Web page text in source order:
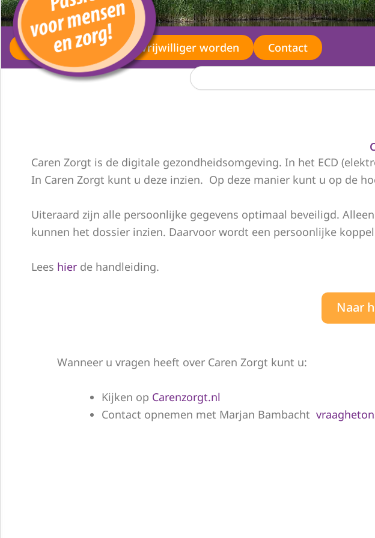
Werken bij 't Slot Vrijwilliger worden Contact
Zoeken
Caren Zorgt is de digitale gezondheidsomgeving. In het ECD
In Caren Zorgt kunt u deze inzien. Op deze manier kunt u op de
Uiteraard zijn alle persoonlijke gegevens optimaal beveiligd.
kunnen het dossier inzien. Daarvoor wordt een persoonlijke
Lees hier de handleiding.
Naar
Wanneer u vragen heeft over Caren Zorgt kunt u:
Kijken op Carenzorgt.nl
Contact opnemen met Marjan Bambacht